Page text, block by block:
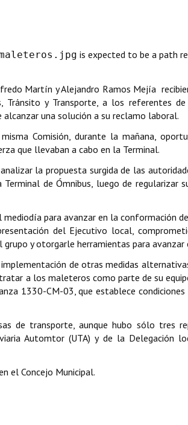
is expected to be a path
Martín y Alejandro Ramos Mejía
Tránsito y Transporte, a los referentes
una solución a su reclamo laboral.
Comisión, durante la mañana,
que llevaban a cabo en la Terminal.
la propuesta surgida de las
de Ómnibus, luego de regularizar
para avanzar en la conformación
del Ejecutivo local,
y otorgarle herramientas para avanzar
de otras medidas
a los maleteros como parte de su
1330-CM-03, que establece condiciones
de transporte, aunque hubo sólo tres
Automtor (UTA) y de la Delegación
el Concejo Municipal.